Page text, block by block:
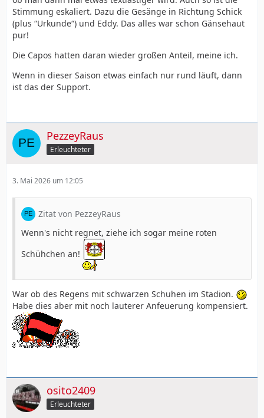
Stimmung eskaliert. Dazu die Gesänge in Richtung Schick
(plus “Urkunde“) und Eddy. Das alles war schon Gänsehaut
pur!
Die Capos hatten daran wieder großen Anteil, meine ich.
Wenn in dieser Saison etwas einfach nur rund läuft, dann
ist das der Support.
PezzeyRaus
Erleuchteter
3. Mai 2026 um 12:05
Zitat von PezzeyRaus
Wenn's nicht regnet, ziehe ich sogar meine roten
Schühchen an!
War ob des Regens mit schwarzen Schuhen im Stadion.
Habe dies aber mit noch lauterer Anfeuerung kompensiert.
osito2409
Erleuchteter